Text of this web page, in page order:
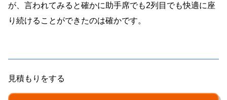
が、言われてみると確かに助手席でも2列目でも快適に座
り続けることができたのは確かです。
見積もりをする